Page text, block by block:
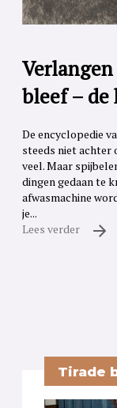
bleef – de
De encyclopedie
steeds niet achter
veel. Maar
dingen gedaan te
afwasmachine
je...
Lees verder
Tirade